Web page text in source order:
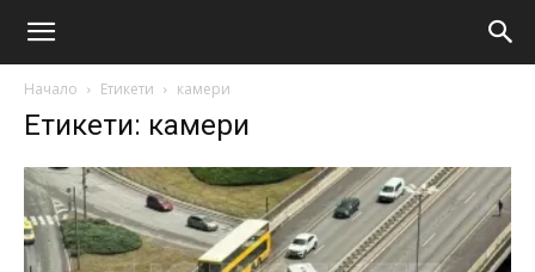
Начало Етикети камери
Етикети: камери